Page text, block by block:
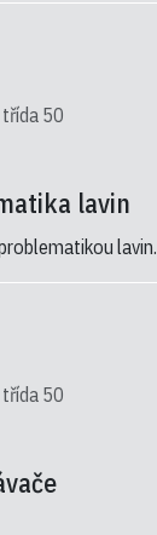
50
lavin
lavin.
50